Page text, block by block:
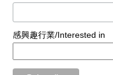
感興趣行業/Interested in